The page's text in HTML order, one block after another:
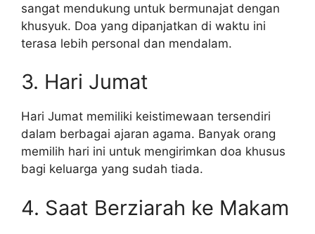
sangat mendukung untuk bermunajat dengan
khusyuk. Doa yang dipanjatkan di waktu ini
terasa lebih personal dan mendalam.
3. Hari Jumat
Hari Jumat memiliki keistimewaan tersendiri
dalam berbagai ajaran agama. Banyak orang
memilih hari ini untuk mengirimkan doa khusus
bagi keluarga yang sudah tiada.
4. Saat Berziarah ke Makam